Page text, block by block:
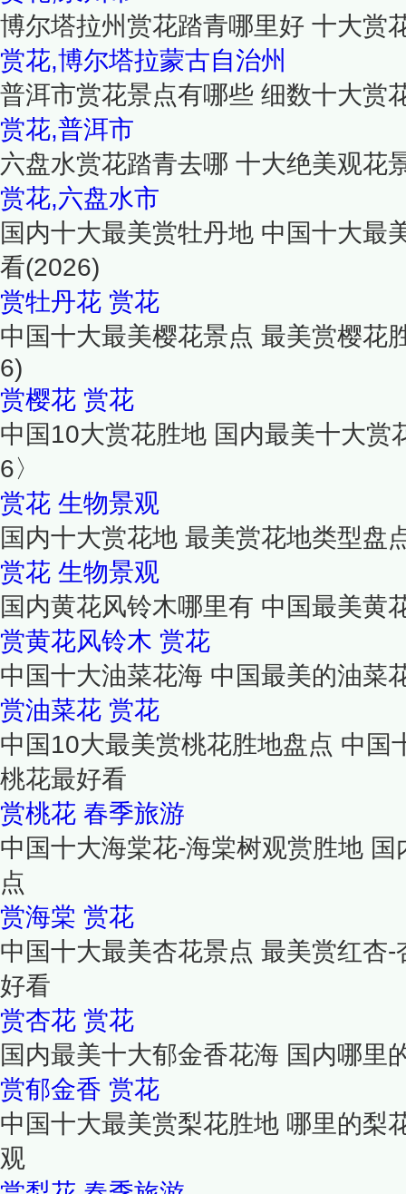
博尔塔拉州赏花踏青哪里好 十大赏
赏花,博尔塔拉蒙古自治州
普洱市赏花景点有哪些 细数十大赏
赏花,普洱市
六盘水赏花踏青去哪 十大绝美观花
赏花,六盘水市
国内十大最美赏牡丹地 中国十大最
看(2026)
赏牡丹花 赏花
中国十大最美樱花景点 最美赏樱花
6)
赏樱花 赏花
中国10大赏花胜地 国内最美十大赏
6〉
赏花 生物景观
国内十大赏花地 最美赏花地类型盘
赏花 生物景观
国内黄花风铃木哪里有 中国最美黄
赏黄花风铃木 赏花
中国十大油菜花海 中国最美的油菜
赏油菜花 赏花
中国10大最美赏桃花胜地盘点 中国
桃花最好看
赏桃花 春季旅游
中国十大海棠花-海棠树观赏胜地
点
赏海棠 赏花
中国十大最美杏花景点 最美赏红杏
好看
赏杏花 赏花
国内最美十大郁金香花海 国内哪里
赏郁金香 赏花
中国十大最美赏梨花胜地 哪里的梨
观